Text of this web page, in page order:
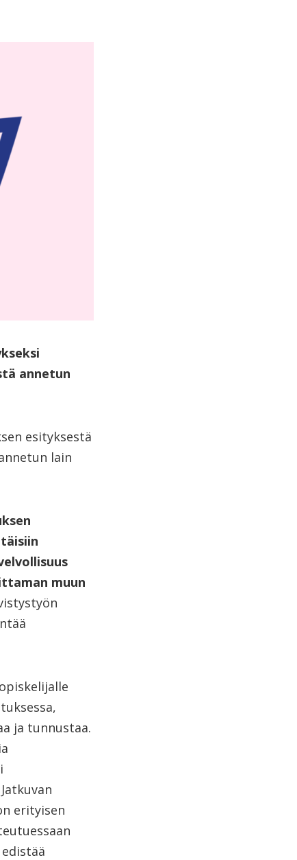
annetun
esityksestä
lain
muun
ja tunnustaa.
erityisen